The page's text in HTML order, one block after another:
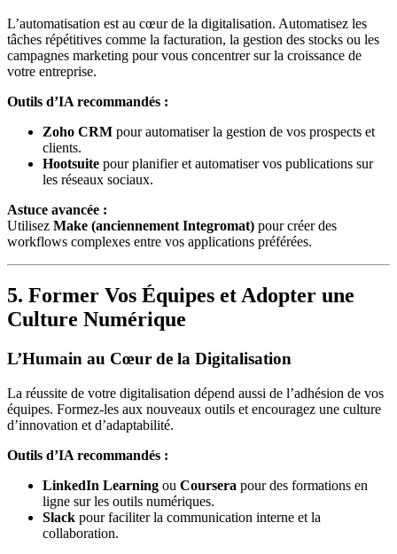
L’automatisation est au cœur de la digitalisation. Automatisez les
tâches répétitives comme la facturation, la gestion des stocks ou les
campagnes marketing pour vous concentrer sur la croissance de
votre entreprise.
Outils d’IA recommandés :
Zoho CRM pour automatiser la gestion de vos prospects et
clients.
Hootsuite pour planifier et automatiser vos publications sur
les réseaux sociaux.
Astuce avancée :
Utilisez Make (anciennement Integromat) pour créer des
workflows complexes entre vos applications préférées.
5. Former Vos Équipes et Adopter une
Culture Numérique
L’Humain au Cœur de la Digitalisation
La réussite de votre digitalisation dépend aussi de l’adhésion de vos
équipes. Formez-les aux nouveaux outils et encouragez une culture
d’innovation et d’adaptabilité.
Outils d’IA recommandés :
LinkedIn Learning ou Coursera pour des formations en
ligne sur les outils numériques.
Slack pour faciliter la communication interne et la
collaboration.